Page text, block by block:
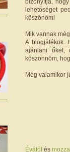
lehetőséget
köszönöm!
Mik vannak
A
ajánlani őket,
köszönnöm,
Még valamikor
Évától és